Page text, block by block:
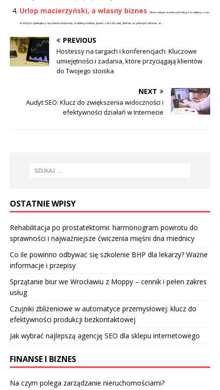
Urlop macierzyński, a własny biznes Okres urlopu macierzyńskiego to piękny czas
w którym opiekujesz się nowonarodzoną, malutką osóbką. Jesteś cała dla niej. Jednak po pewnym okresie, w...
PREVIOUS
Hostessy na targach i konferencjach: Kluczowe
umiejętności i zadania, które przyciągają klientów
do Twojego stoiska
NEXT
Audyt SEO: Klucz do zwiększenia widoczności i
efektywności działań w Internecie
OSTATNIE WPISY
Rehabilitacja po prostatektomii: harmonogram powrotu do
sprawności i najważniejsze ćwiczenia mięśni dna miednicy
Co ile powinno odbywać się szkolenie BHP dla lekarzy? Ważne
informacje i przepisy
Sprzątanie biur we Wrocławiu z Moppy – cennik i pełen zakres
usług
Czujniki zbliżeniowe w automatyce przemysłowej: klucz do
efektywności produkcji bezkontaktowej
Jak wybrać najlepszą agencję SEO dla sklepu internetowego
FINANSE I BIZNES
Na czym polega zarządzanie nieruchomościami?